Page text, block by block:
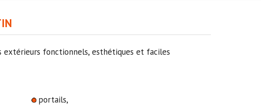
extérieurs fonctionnels, esthétiques et faciles
portails,